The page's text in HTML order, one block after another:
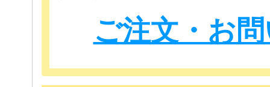
ご注文・お